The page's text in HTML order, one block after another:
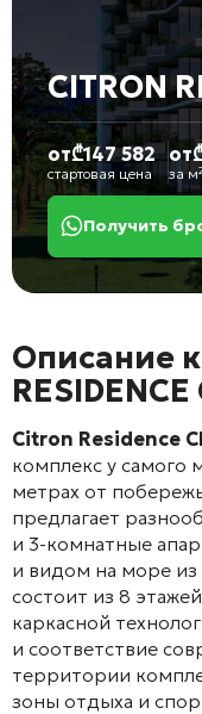
CITRON
от₾147 582
стартовая цена
от
за м²
Получить
Описание
Citron Residence
комплекс у самого
метрах от
предлагает
и 3-комнатные
и видом на море
состоит из 8
каркасной
и соответствие
территории
зоны отдыха и